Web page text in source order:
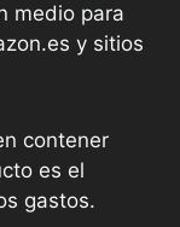
medio para
y sitios
contener
es el
gastos.